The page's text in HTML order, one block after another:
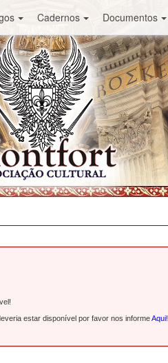
Cadernos Documentos
estar disponível por favor nos informeAqui!